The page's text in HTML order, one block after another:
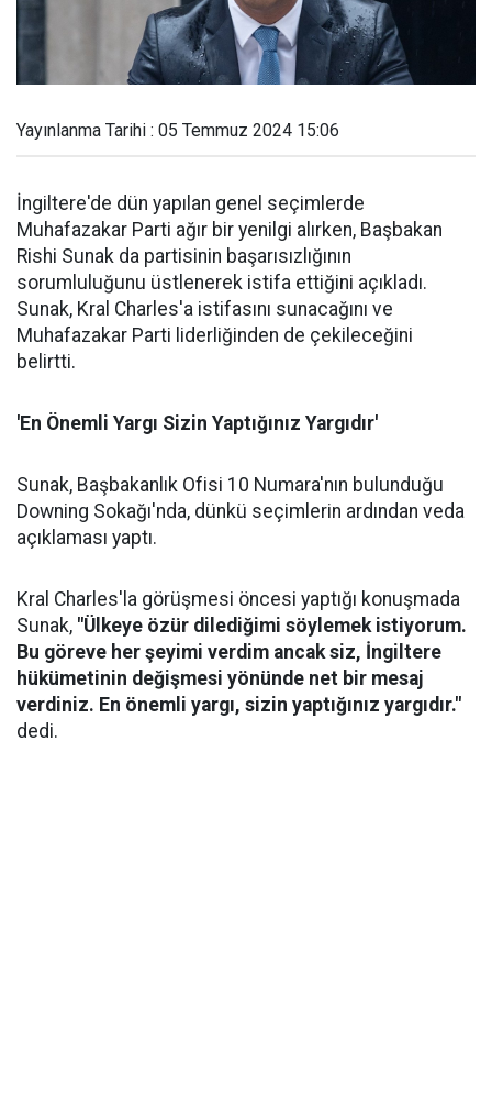
Yayınlanma Tarihi : 05 Temmuz 2024 15:06
İngiltere'de dün yapılan genel seçimlerde
Muhafazakar Parti ağır bir yenilgi alırken, Başbakan
Rishi Sunak da partisinin başarısızlığının
sorumluluğunu üstlenerek istifa ettiğini açıkladı.
Sunak, Kral Charles'a istifasını sunacağını ve
Muhafazakar Parti liderliğinden de çekileceğini
belirtti.
'En Önemli Yargı Sizin Yaptığınız Yargıdır'
Sunak, Başbakanlık Ofisi 10 Numara'nın bulunduğu
Downing Sokağı'nda, dünkü seçimlerin ardından veda
açıklaması yaptı.
Kral Charles'la görüşmesi öncesi yaptığı konuşmada
Sunak, "Ülkeye özür dilediğimi söylemek istiyorum.
Bu göreve her şeyimi verdim ancak siz, İngiltere
hükümetinin değişmesi yönünde net bir mesaj
verdiniz. En önemli yargı, sizin yaptığınız yargıdır."
dedi.